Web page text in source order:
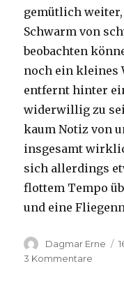
gemütlich
Schwarm von
beobachten
noch ein kleines
entfernt hinter
widerwillig zu
kaum Notiz von
insgesamt
sich allerdings
flottem Tempo
und eine
Autor
Dagmar Erne
3 Kommentare